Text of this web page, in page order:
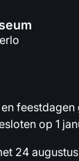
feestdagen
op 1
24